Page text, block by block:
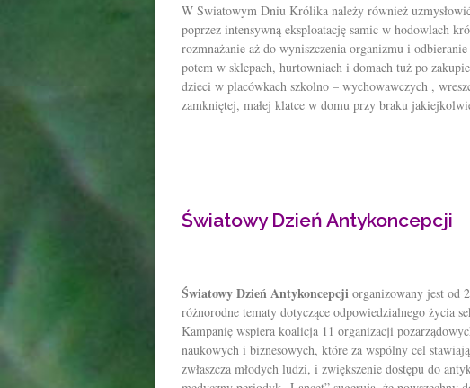
W Światowym Dniu Królika należy również
poprzez intensywną eksploatację samic w hodowlach
rozmnażanie aż do wyniszczenia organizmu i
potem w sklepach, hurtowniach i domach tuż po
dzieci w placówkach szkolno – wychowawczych ,
zamkniętej, małej klatce w domu przy braku
Światowy Dzień Antykoncepcji
Światowy Dzień Antykoncepcji organizowany jest od
różnorodne tematy dotyczące odpowiedzialnego życia
Kampanię wspiera koalicja 11 organizacji
naukowych i biznesowych, które za wspólny cel
zwłaszcza młodych ludzi, i zwiększenie dostępu do